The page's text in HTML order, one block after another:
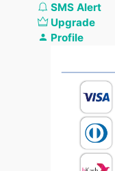
SMS Alert
Upgrade
Profile